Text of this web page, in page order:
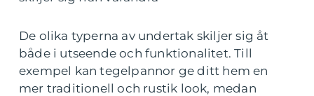
De olika typerna av undertak skiljer sig åt
både i utseende och funktionalitet. Till
exempel kan tegelpannor ge ditt hem en
mer traditionell och rustik look, medan